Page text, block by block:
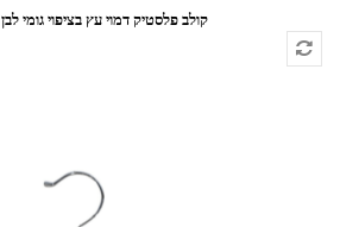
קולב פלסטיק דמוי עץ בציפוי גומי לבן 44.5 ס"מ